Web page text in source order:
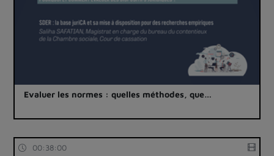
Evaluer les normes : quelles méthodes, que…
00:38:00